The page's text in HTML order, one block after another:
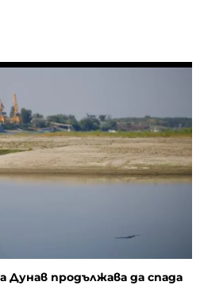
Дунав продължава да спада